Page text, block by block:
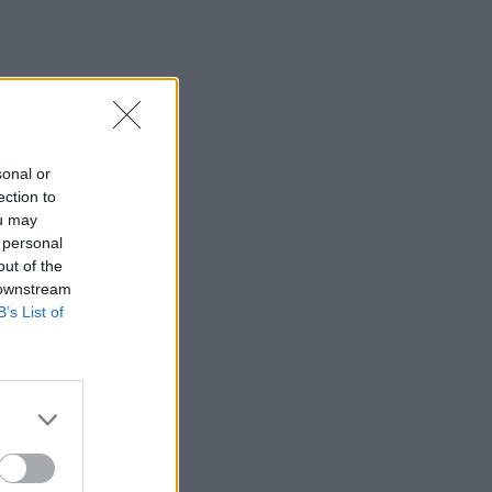
or
to
may
of the
List of
Πορτογαλία έως την Κρήτη (Βίντεο)